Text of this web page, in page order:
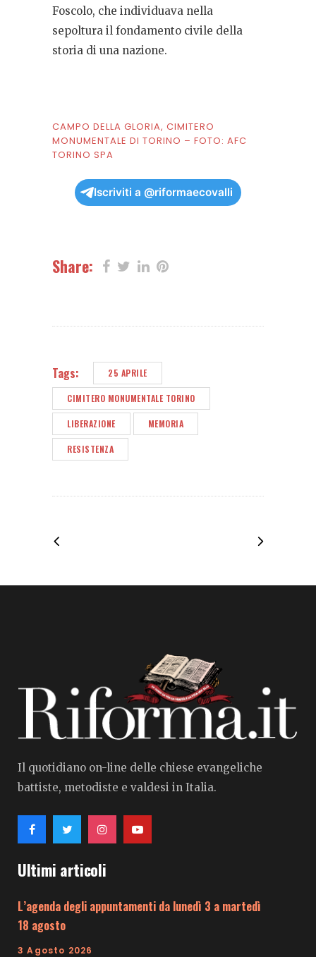
Foscolo, che individuava nella
sepoltura il fondamento civile della
storia di una nazione.
CAMPO DELLA GLORIA, CIMITERO
MONUMENTALE DI TORINO – FOTO: AFC
TORINO SPA
Iscriviti a @riformaecovalli
Share:
Tags: 25 APRILE
CIMITERO MONUMENTALE TORINO
LIBERAZIONE MEMORIA
RESISTENZA
Il quotidiano on-line delle chiese evangeliche
battiste, metodiste e valdesi in Italia.
Ultimi articoli
L’agenda degli appuntamenti da lunedì 3 a martedì
18 agosto
3 Agosto 2026